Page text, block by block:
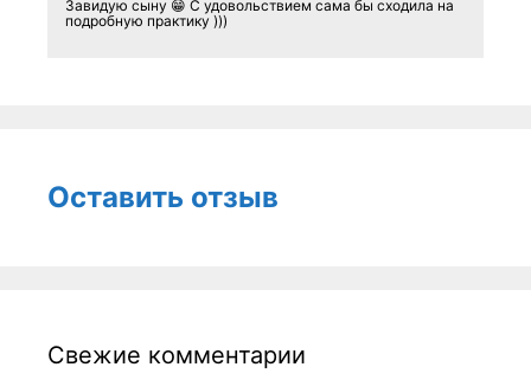
Завидую сыну 😁 С удовольствием сама бы сходила на
подробную практику )))
Оставить отзыв
Свежие комментарии